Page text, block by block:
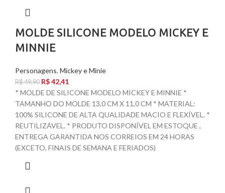
MOLDE SILICONE MODELO MICKEY E
MINNIE
Personagens, Mickey e Minie
R$49,90 R$42,41
* MOLDE DE SILICONE MODELO MICKEY E MINNIE *
TAMANHO DO MOLDE 13,0 CM X 11,0 CM * MATERIAL:
100% SILICONE DE ALTA QUALIDADE MACIO E FLEXÍVEL. *
REUTILIZÁVEL. * PRODUTO DISPONÍVEL EM ESTOQUE ,
ENTREGA GARANTIDA NOS CORREIOS EM 24 HORAS
(EXCETO, FINAIS DE SEMANA E FERIADOS)